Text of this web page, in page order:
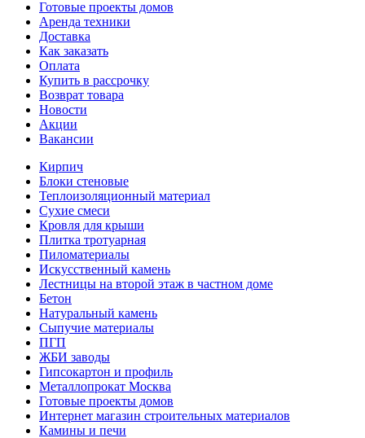
Готовые проекты домов
Аренда техники
Доставка
Как заказать
Оплата
Купить в рассрочку
Возврат товара
Новости
Акции
Вакансии
Кирпич
Блоки стеновые
Теплоизоляционный материал
Сухие смеси
Кровля для крыши
Плитка тротуарная
Пиломатериалы
Искусственный камень
Лестницы на второй этаж в частном доме
Бетон
Натуральный камень
Сыпучие материалы
ПГП
ЖБИ заводы
Гипсокартон и профиль
Металлопрокат Москва
Готовые проекты домов
Интернет магазин строительных материалов
Камины и печи